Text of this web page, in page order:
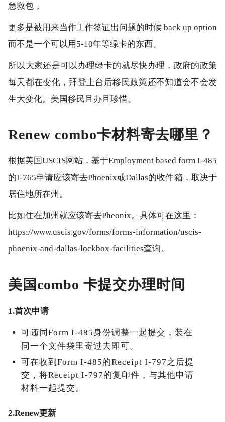
急救包，
更多是被用来当作工作签证出问题的时候 back up option
而不是一个可以用5-10年等绿卡的东西。
所以大家还是可以办理绿卡的就尽快办理，政府的政策
每天都在变化，拜登上台后移民政策还不知道会不会发
生大变化。美国移民且办且珍惜。
Renew combo卡材料寄去哪里？
根据美国USCIS网站，基于Employment based form I-485
的I-765申请应该寄去Phoenix或Dallas的收件箱，取决于
居住地所在州。
比如住在加州就应该寄去Pheonix。具体可在这里：
https://www.uscis.gov/forms/forms-information/uscis-
phoenix-and-dallas-lockbox-facilities查询。
美国combo 卡提交办理时间
1.首次申请
可随同Form I-485身份调整一起提交，装在
同一个文件袋里寄过去即可。
可在收到Form I-485的Receipt I-797之后提
交，将Receipt I-797的复印件，与其他申请
材料一起提交。
2.Renew更新